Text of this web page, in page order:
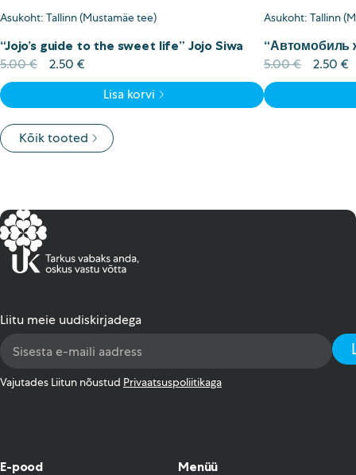
Asukoht: Tallinn (Mustamäe tee)
“Jojo’s guide to the sweet life” Jojo Siwa
5.00€
Algne
hind
5.00 €.
2.50 €
price
2.50 €.
Lisa korvi
Asukoht: Tallinn
“Автомобиль
5.00€
Algne
hind
5.00 €.
2.50 €
Kõik tooted
Liitu meie uudiskirjadega
Address
Vajutades Liitun nõustud Privaatsuspoliitikaga
E-pood Menüü